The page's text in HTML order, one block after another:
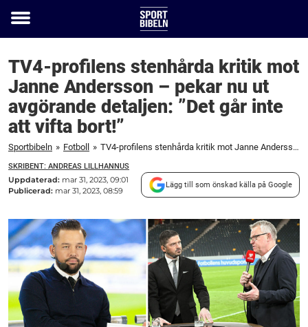
Toggle
TV4-profilens stenhårda kritik mot
Janne Andersson – pekar nu ut
avgörande detaljen: ”Det går inte
att vifta bort!”
Sportbibeln » Fotboll » TV4-profilens stenhårda kritik mot Janne Andersson – pekar nu ut avgörande detaljen: ”Det går inte att vifta bort!”
SKRIBENT: ANDREAS LILLHANNUS
Uppdaterad: mar 31, 2023, 09:01
Publicerad: mar 31, 2023, 08:59
Lägg till som önskad källa på Google